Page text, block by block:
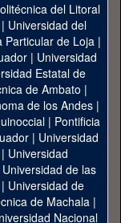
del Litoral
Universidad del
Particular de Loja|
| Universidad
Estatal de
de Ambato |
de los Andes|
| Pontificia
| Universidad
| Universidad
Universidad de las
| Universidad de
de Machala|
Nacional